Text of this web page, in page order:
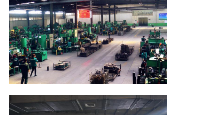
КАРТА
САЙТА
PRIVACY
POLICY